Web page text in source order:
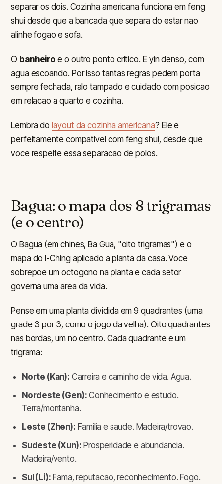
separar os dois. Cozinha americana funciona em feng
shui desde que a bancada que separa do estar nao
alinhe fogao e sofa.
O banheiro e o outro ponto critico. E yin denso, com
agua escoando. Por isso tantas regras pedem porta
sempre fechada, ralo tampado e cuidado com posicao
em relacao a quarto e cozinha.
Lembra do layout da cozinha americana? Ele e
perfeitamente compativel com feng shui, desde que
voce respeite essa separacao de polos.
Bagua: o mapa dos 8 trigramas
(e o centro)
O Bagua (em chines, Ba Gua, "oito trigramas") e o
mapa do I-Ching aplicado a planta da casa. Voce
sobrepoe um octogono na planta e cada setor
governa uma area da vida.
Pense em uma planta dividida em 9 quadrantes (uma
grade 3 por 3, como o jogo da velha). Oito quadrantes
nas bordas, um no centro. Cada quadrante e um
trigrama:
Norte (Kan): Carreira e caminho de vida. Agua.
Nordeste (Gen): Conhecimento e estudo.
Terra/montanha.
Leste (Zhen): Familia e saude. Madeira/trovao.
Sudeste (Xun): Prosperidade e abundancia.
Madeira/vento.
Sul (Li): Fama, reputacao, reconhecimento. Fogo.